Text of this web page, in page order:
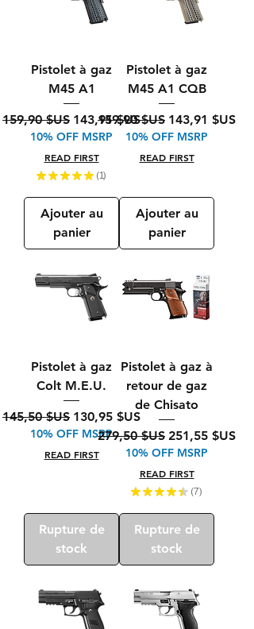
Pistolet à gaz
M45 A1
Prix original
159,90 $US Prix promotionnel
143,91 $US
10% OFF MSRP
READ FIRST
★ ★ ★ ★ ★ 1
1
Ajouter au
panier
Pistolet à gaz
M45 A1 CQB
Prix original
159,90 $US Prix
143,91 $US
10% OFF MSRP
READ FIRST
Ajouter au
panier
Pistolet à gaz
Colt M.E.U.
Prix original
145,50 $US Prix promotionnel
130,95 $US
10% OFF MSRP
READ FIRST
Rupture de
stock
Pistolet à gaz à
retour de gaz
de Chisato
Prix original
279,50 $US Prix
251,55 $US
10% OFF MSRP
READ FIRST
★ ★ ★ ★ ★ 7
7
Rupture de
stock